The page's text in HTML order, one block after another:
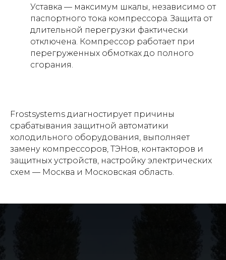
Уставка — максимум шкалы, независимо от
паспортного тока компрессора. Защита от
длительной перегрузки фактически
отключена. Компрессор работает при
перегруженных обмотках до полного
сгорания.
Frostsystems диагностирует причины
срабатывания защитной автоматики
холодильного оборудования, выполняет
замену компрессоров, ТЭНов, контакторов и
защитных устройств, настройку электрических
схем — Москва и Московская область.